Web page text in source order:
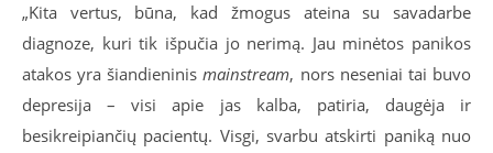
„Kita vertus, būna, kad žmogus ateina su savadarbe
diagnoze, kuri tik išpučia jo nerimą. Jau minėtos panikos
atakos yra šiandieninismainstream, nors neseniai tai buvo
depresija – visi apie jas kalba, patiria, daugėja ir
besikreipiančių pacientų. Visgi, svarbu atskirti paniką nuo